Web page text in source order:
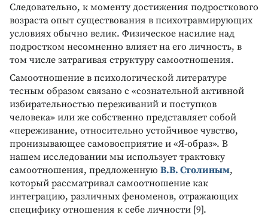
Следовательно, к моменту достижения подросткового
возраста опыт существования в психотравмирующих
условиях обычно велик. Физическое насилие над
подростком несомненно влияет на его личность, в
том числе затрагивая структуру самоотношения.
Самоотношение в психологической литературе
тесным образом связано с «сознательной активной
избирательностью переживаний и поступков
человека» или же собственно представляет собой
«переживание, относительно устойчивое чувство,
пронизывающее самовосприятие и «Я-образ». В
нашем исследовании мы использует трактовку
самоотношения, предложенную В.В. Столиным,
который рассматривал самоотношение как
интеграцию, различных феноменов, отражающих
специфику отношения к себе личности [9].